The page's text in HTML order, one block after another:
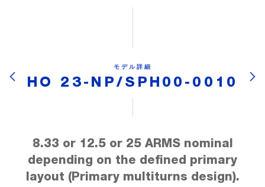
モデル詳細
HO 23-NP/SPH00-0010
8.33 or 12.5 or 25 ARMS nominal
depending on the defined primary
layout (Primary multiturns design).